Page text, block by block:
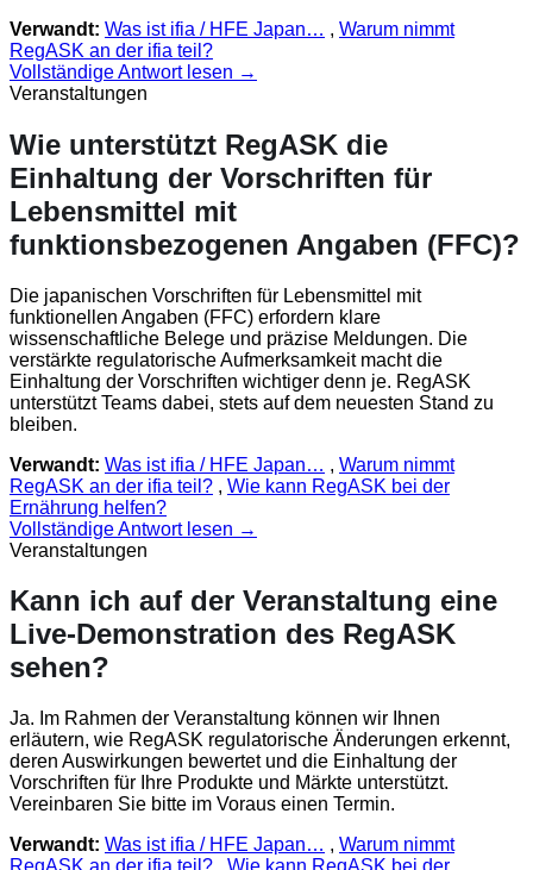
Verwandt: Was ist ifia / HFE Japan… , Warum nimmt
RegASK an der ifia teil?
Vollständige Antwort lesen →
Veranstaltungen
Wie unterstützt RegASK die
Einhaltung der Vorschriften für
Lebensmittel mit
funktionsbezogenen Angaben (FFC)?
Die japanischen Vorschriften für Lebensmittel mit
funktionellen Angaben (FFC) erfordern klare
wissenschaftliche Belege und präzise Meldungen. Die
verstärkte regulatorische Aufmerksamkeit macht die
Einhaltung der Vorschriften wichtiger denn je. RegASK
unterstützt Teams dabei, stets auf dem neuesten Stand zu
bleiben.
Verwandt: Was ist ifia / HFE Japan… , Warum nimmt
RegASK an der ifia teil? , Wie kann RegASK bei der
Ernährung helfen?
Vollständige Antwort lesen →
Veranstaltungen
Kann ich auf der Veranstaltung eine
Live-Demonstration des RegASK
sehen?
Ja. Im Rahmen der Veranstaltung können wir Ihnen
erläutern, wie RegASK regulatorische Änderungen erkennt,
deren Auswirkungen bewertet und die Einhaltung der
Vorschriften für Ihre Produkte und Märkte unterstützt.
Vereinbaren Sie bitte im Voraus einen Termin.
Verwandt: Was ist ifia / HFE Japan… , Warum nimmt